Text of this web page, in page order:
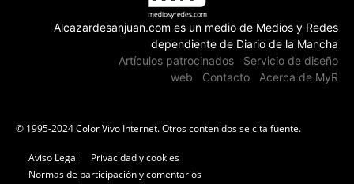
Alcazardesanjuan.com es un medio de Medios y Redes
dependiente de Diario de la Mancha
Artículos patrocinados
Servicio de diseño
web
Contacto Acerca de MyR
© 1995-2024 Color Vivo Internet. Otros contenidos se cita fuente.
Aviso Legal
Privacidad y cookies
Normas de participación y comentarios